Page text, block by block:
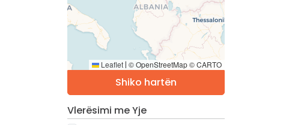
Leaflet | © OpenStreetMap © CARTO
Shiko hartën
Vlerësimi me Yje